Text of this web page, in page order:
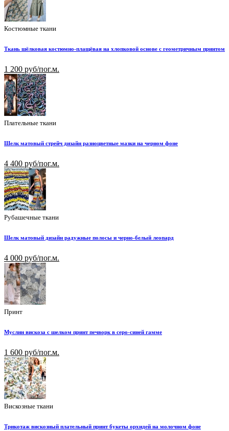
Костюмные ткани
Ткань шёлковая костюмно-плащёвая на хлопковой основе с геометричным принтом
1 200 руб/пог.м.
Плательные ткани
Шелк матовый стрейч дизайн разноцветные мазки на черном фоне
4 400 руб/пог.м.
Рубашечные ткани
Шелк матовый дизайн радужные полосы и черно-белый леопард
4 000 руб/пог.м.
Принт
Муслин вискоза с шелком принт печворк в серо-синей гамме
1 600 руб/пог.м.
Вискозные ткани
Трикотаж вискозный плательный принт букеты орхидей на молочном фоне